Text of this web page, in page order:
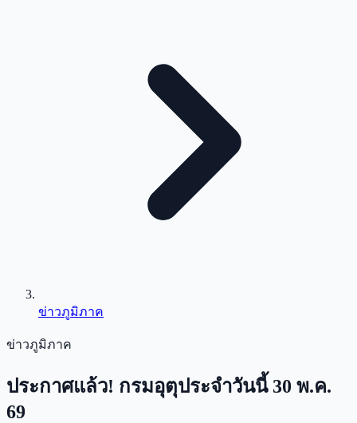
ข่าวภูมิภาค
ข่าวภูมิภาค
ประกาศแล้ว! กรมอุตุประจำวันนี้ 30 พ.ค.
69